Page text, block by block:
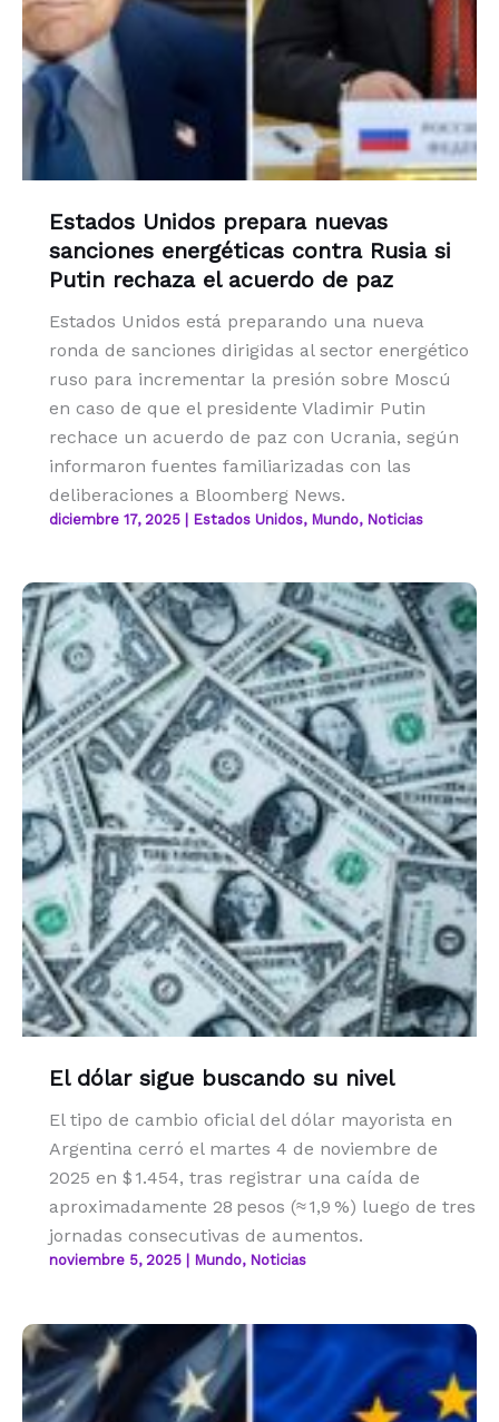
Estados Unidos prepara nuevas
sanciones energéticas contra Rusia si
Putin rechaza el acuerdo de paz
Estados Unidos está preparando una nueva
ronda de sanciones dirigidas al sector energético
ruso para incrementar la presión sobre Moscú
en caso de que el presidente Vladimir Putin
rechace un acuerdo de paz con Ucrania, según
informaron fuentes familiarizadas con las
deliberaciones a Bloomberg News.
diciembre 17, 2025 | Estados Unidos, Mundo, Noticias
El dólar sigue buscando su nivel
El tipo de cambio oficial del dólar mayorista en
Argentina cerró el martes 4 de noviembre de
2025 en $ 1.454, tras registrar una caída de
aproximadamente 28 pesos (≈ 1,9 %) luego de tres
jornadas consecutivas de aumentos.
noviembre 5, 2025 Mundo, Noticias